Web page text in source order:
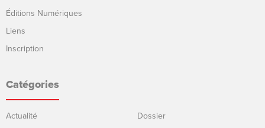
Éditions Numériques
Liens
Inscription
Catégories
Actualité
Dossier